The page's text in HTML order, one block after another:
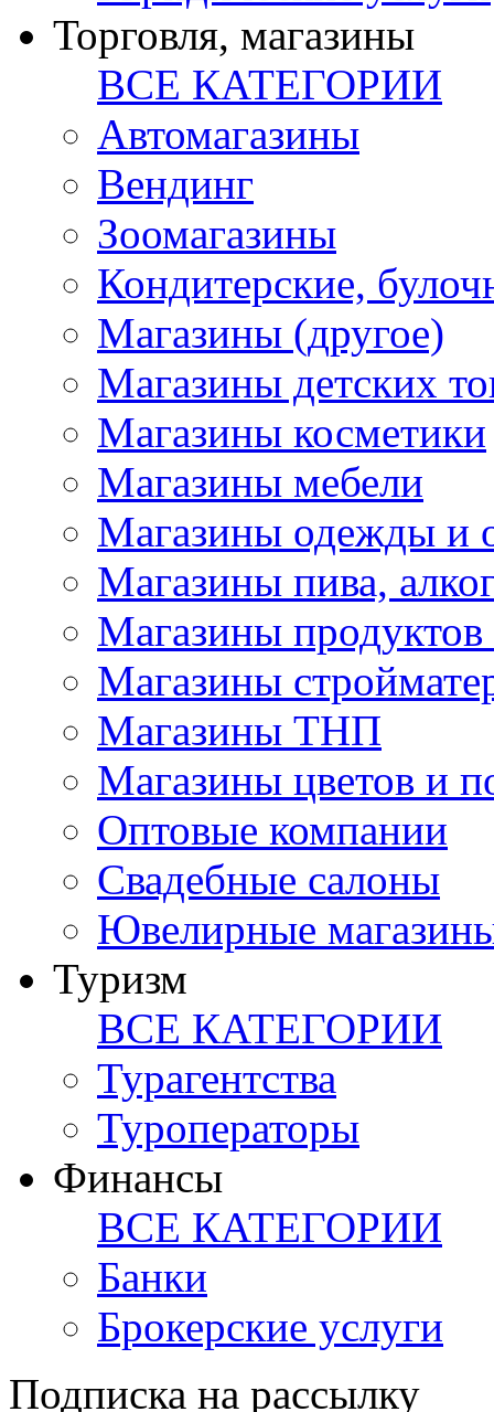
Торговля, магазины
ВСЕ КАТЕГОРИИ
Автомагазины
Вендинг
Зоомагазины
Кондитерские,
Магазины (другое)
Магазины детских
Магазины косметики
Магазины мебели
Магазины одежды и
Магазины пива,
Магазины продуктов
Магазины
Магазины ТНП
Магазины цветов и
Оптовые компании
Свадебные салоны
Ювелирные
Туризм
ВСЕ КАТЕГОРИИ
Турагентства
Туроператоры
Финансы
ВСЕ КАТЕГОРИИ
Банки
Брокерские услуги
Подписка на рассылку